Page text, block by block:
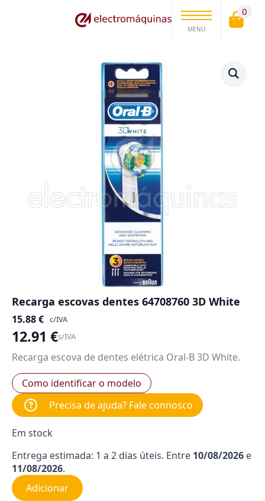
MENU
0
Recarga escovas dentes 64708760 3D White
15.88€ c/IVA
12.91 €s/IVA
Recarga escova de dentes elétrica Oral-B 3D White.
Como identificar o modelo
Precisa de ajuda? Fale connosco
Em stock
Entrega estimada: 1 a 2 dias úteis. Entre 10/08/2026 e
11/08/2026.
Adicionar